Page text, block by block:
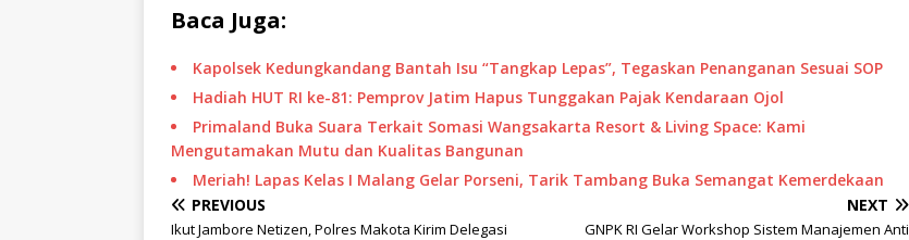
Baca Juga:
Kapolsek Kedungkandang Bantah Isu “Tangkap Lepas”, Tegaskan Penanganan Sesuai SOP
Hadiah HUT RI ke-81: Pemprov Jatim Hapus Tunggakan Pajak Kendaraan Ojol
Primaland Buka Suara Terkait Somasi Wangsakarta Resort & Living Space: Kami
Mengutamakan Mutu dan Kualitas Bangunan
Meriah! Lapas Kelas I Malang Gelar Porseni, Tarik Tambang Buka Semangat Kemerdekaan
PREVIOUS
Ikut Jambore Netizen, Polres Makota Kirim Delegasi
NEXT
GNPK RI Gelar Workshop Sistem Manajemen Anti